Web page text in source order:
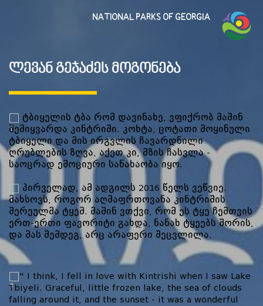
NATIONAL PARKS OF GEORGIA
ლევან გეჯაძეს მოგონება
ტბიყელის ტბა რომ დავინახე, ვფიქრობ მაშინ
შემიყვარდა კინტრიში. კოხტა, ცოტათი მოყინული
ტბიყელი და მის ირგვლის ჩავარდნილი
ღრუბლების ზღვა, აქეთ კი, მზის ჩასვლა -
საოცრად ემოციური სანახაობა იყო.
პირველად, ამ ადგილს 2016 წელს ვეწვიე.
მახსოვს, როგორ აღმაფრთოვანა კინტრიშის
შერეულმა ტყემ. მაშინ ვთქვი, რომ ეს ტყე ჩემთვის
ერთ-ერთი ფავორიტი გახდა, ნანახ ტყეებს შორის,
და მას შემდეგ, არც არაფერი შეცვლილა.
" I think, I fell in love with Kintrishi when I saw Lake
Tbiyeli. Graceful, little frozen lake, the sea of clouds
falling around it, and the sunset - it was a wonderful